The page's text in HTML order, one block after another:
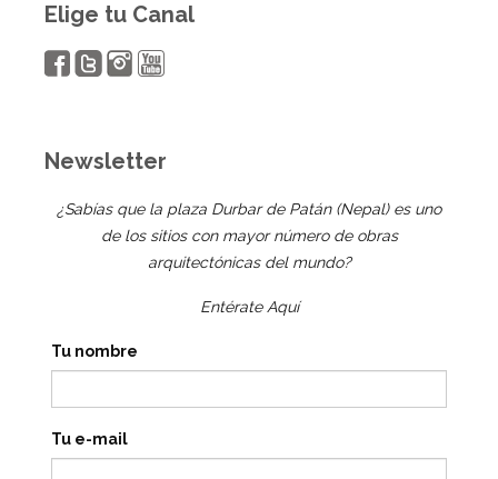
Elige tu Canal
Newsletter
¿Sabías que la plaza Durbar de Patán (Nepal) es uno
de los sitios con mayor número de obras
arquitectónicas del mundo?
Entérate Aquí
Tu nombre
Tu e-mail